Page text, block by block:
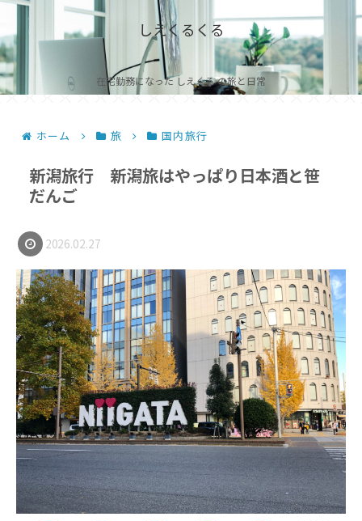
しえくるくる
在宅勤務になった しえくる の旅と日常
ホーム 旅 国内旅行
新潟旅行 新潟旅はやっぱり日本酒と笹
だんご
2026.02.27